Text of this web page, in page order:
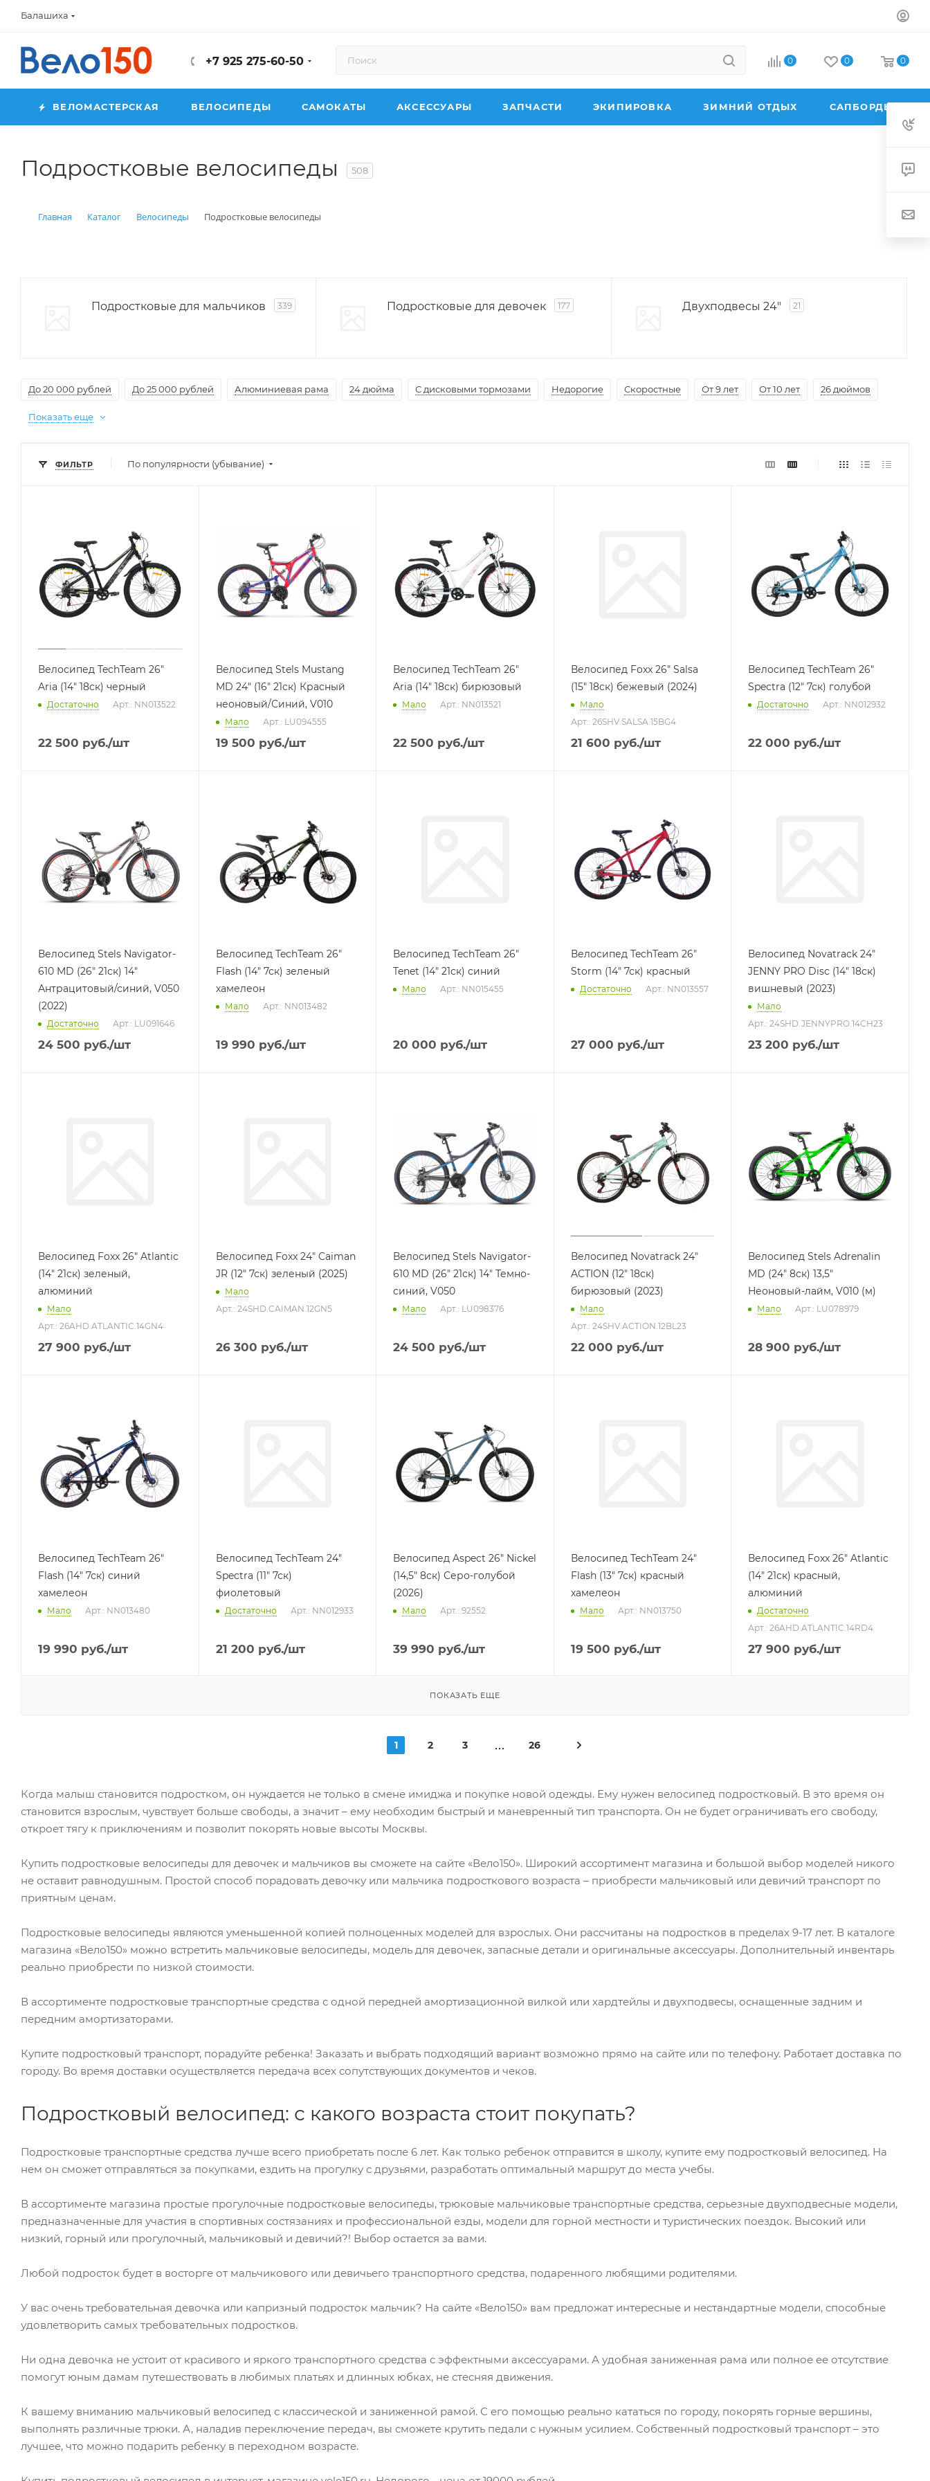
Балашиха
+7 925 275-60-50 0 0 0
ВЕЛОМАСТЕРСКАЯ ВЕЛОСИПЕДЫ САМОКАТЫ АКСЕССУАРЫ ЗАПЧАСТИ ЭКИПИРОВКА ЗИМНИЙ ОТДЫХ САПБОРДЫ
Подростковые велосипеды 508
Главная Каталог Велосипеды Подростковые велосипеды
Подростковые для мальчиков 339 Подростковые для девочек 177 Двухподвесы 24" 21
До 20 000 рублей До 25 000 рублей Алюминиевая рама 24 дюйма С дисковыми тормозами Недорогие Скоростные От 9 лет От 10 лет 26 дюймов
Показать еще
ФИЛЬТР По популярности (убывание)
Велосипед TechTeam 26"
Aria (14" 18ск) черный
Достаточно Арт.: NN013522
22 500 руб./шт
Велосипед Stels Mustang
MD 24" (16" 21ск) Красный
неоновый/Синий, V010
Мало Арт.: LU094555
19 500 руб./шт
Велосипед TechTeam 26"
Aria (14" 18ск) бирюзовый
Мало Арт.: NN013521
22 500 руб./шт
Велосипед Foxx 26" Salsa
(15" 18ск) бежевый (2024)
Мало
Арт.: 26SHV.SALSA.15BG4
21 600 руб./шт
Велосипед TechTeam 26"
Spectra (12" 7ск) голубой
Достаточно Арт.: NN012932
22 000 руб./шт
Велосипед Stels Navigator-
610 MD (26" 21ск) 14"
Антрацитовый/синий, V050
(2022)
Достаточно Арт.: LU091646
24 500 руб./шт
Велосипед TechTeam 26"
Flash (14" 7ск) зеленый
хамелеон
Мало Арт.: NN013482
19 990 руб./шт
Велосипед TechTeam 26"
Tenet (14" 21ск) синий
Мало Арт.: NN015455
20 000 руб./шт
Велосипед TechTeam 26"
Storm (14" 7ск) красный
Достаточно Арт.: NN013557
27 000 руб./шт
Велосипед Novatrack 24"
JENNY PRO Disc (14" 18ск)
вишневый (2023)
Мало
Арт.: 24SHD.JENNYPRO.14CH23
23 200 руб./шт
Велосипед Foxx 26" Atlantic
(14" 21ск) зеленый,
алюминий
Мало
Арт.: 26AHD.ATLANTIC.14GN4
27 900 руб./шт
Велосипед Foxx 24" Caiman
JR (12" 7ск) зеленый (2025)
Мало
Арт.: 24SHD.CAIMAN.12GN5
26 300 руб./шт
Велосипед Stels Navigator-
610 MD (26" 21ск) 14" Темно-
синий, V050
Мало Арт.: LU098376
24 500 руб./шт
Велосипед Novatrack 24"
ACTION (12" 18ск)
бирюзовый (2023)
Мало
Арт.: 24SHV.ACTION.12BL23
22 000 руб./шт
Велосипед Stels Adrenalin
MD (24" 8ск) 13,5"
Неоновый-лайм, V010 (м)
Мало Арт.: LU078979
28 900 руб./шт
Велосипед TechTeam 26"
Flash (14" 7ск) синий
хамелеон
Мало Арт.: NN013480
19 990 руб./шт
Велосипед TechTeam 24"
Spectra (11" 7ск)
фиолетовый
Достаточно Арт.: NN012933
21 200 руб./шт
Велосипед Aspect 26" Nickel
(14,5" 8ск) Серо-голубой
(2026)
Мало Арт.: 92552
39 990 руб./шт
Велосипед TechTeam 24"
Flash (13" 7ск) красный
хамелеон
Мало Арт.: NN013750
19 500 руб./шт
Велосипед Foxx 26" Atlantic
(14" 21ск) красный,
алюминий
Достаточно
Арт.: 26AHD.ATLANTIC.14RD4
27 900 руб./шт
ПОКАЗАТЬ ЕЩЕ
1 2 3 26
Когда малыш становится подростком, он нуждается не только в смене имиджа и покупке новой одежды. Ему нужен велосипед подростковый. В это время он
становится взрослым, чувствует больше свободы, а значит – ему необходим быстрый и маневренный тип транспорта. Он не будет ограничивать его свободу,
откроет тягу к приключениям и позволит покорять новые высоты Москвы.
Купить подростковые велосипеды для девочек и мальчиков вы сможете на сайте «Вело150». Широкий ассортимент магазина и большой выбор моделей никого
не оставит равнодушным. Простой способ порадовать девочку или мальчика подросткового возраста – приобрести мальчиковый или девичий транспорт по
приятным ценам.
Подростковые велосипеды являются уменьшенной копией полноценных моделей для взрослых. Они рассчитаны на подростков в пределах 9-17 лет. В каталоге
магазина «Вело150» можно встретить мальчиковые велосипеды, модель для девочек, запасные детали и оригинальные аксессуары. Дополнительный инвентарь
реально приобрести по низкой стоимости.
В ассортименте подростковые транспортные средства с одной передней амортизационной вилкой или хардтейлы и двухподвесы, оснащенные задним и
передним амортизаторами.
Купите подростковый транспорт, порадуйте ребенка! Заказать и выбрать подходящий вариант возможно прямо на сайте или по телефону. Работает доставка по
городу. Во время доставки осуществляется передача всех сопутствующих документов и чеков.
Подростковый велосипед: с какого возраста стоит покупать?
Подростковые транспортные средства лучше всего приобретать после 6 лет. Как только ребенок отправится в школу, купите ему подростковый велосипед. На
нем он сможет отправляться за покупками, ездить на прогулку с друзьями, разработать оптимальный маршрут до места учебы.
В ассортименте магазина простые прогулочные подростковые велосипеды, трюковые мальчиковые транспортные средства, серьезные двухподвесные модели,
предназначенные для участия в спортивных состязаниях и профессиональной езды, модели для горной местности и туристических поездок. Высокий или
низкий, горный или прогулочный, мальчиковый и девичий?! Выбор остается за вами.
Любой подросток будет в восторге от мальчикового или девичьего транспортного средства, подаренного любящими родителями.
У вас очень требовательная девочка или капризный подросток мальчик? На сайте «Вело150» вам предложат интересные и нестандартные модели, способные
удовлетворить самых требовательных подростков.
Ни одна девочка не устоит от красивого и яркого транспортного средства с эффектными аксессуарами. А удобная заниженная рама или полное ее отсутствие
помогут юным дамам путешествовать в любимых платьях и длинных юбках, не стесняя движения.
К вашему вниманию мальчиковый велосипед с классической и заниженной рамой. С его помощью реально кататься по городу, покорять горные вершины,
выполнять различные трюки. А, наладив переключение передач, вы сможете крутить педали с нужным усилием. Собственный подростковый транспорт – это
лучшее, что можно подарить ребенку в переходном возрасте.